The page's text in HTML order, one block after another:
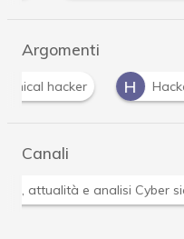
Argomenti
H
Hacker H
Canali
Cyber sicurezza e privacy